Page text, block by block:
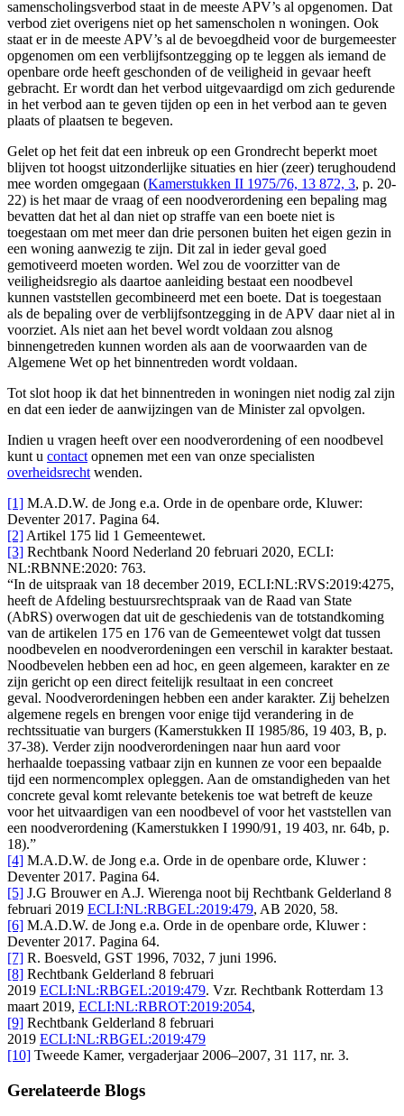
samenscholingsverbod staat in de meeste APV’s al opgenomen. Dat
verbod ziet overigens niet op het samenscholen n woningen. Ook
staat er in de meeste APV’s al de bevoegdheid voor de burgemeester
opgenomen om een verblijfsontzegging op te leggen als iemand de
openbare orde heeft geschonden of de veiligheid in gevaar heeft
gebracht. Er wordt dan het verbod uitgevaardigd om zich gedurende
in het verbod aan te geven tijden op een in het verbod aan te geven
plaats of plaatsen te begeven.
Gelet op het feit dat een inbreuk op een Grondrecht beperkt moet
blijven tot hoogst uitzonderlijke situaties en hier (zeer) terughoudend
mee worden omgegaan (Kamerstukken II 1975/76, 13 872, 3, p. 20-
22) is het maar de vraag of een noodverordening een bepaling mag
bevatten dat het al dan niet op straffe van een boete niet is
toegestaan om met meer dan drie personen buiten het eigen gezin in
een woning aanwezig te zijn. Dit zal in ieder geval goed
gemotiveerd moeten worden. Wel zou de voorzitter van de
veiligheidsregio als daartoe aanleiding bestaat een noodbevel
kunnen vaststellen gecombineerd met een boete. Dat is toegestaan
als de bepaling over de verblijfsontzegging in de APV daar niet al in
voorziet. Als niet aan het bevel wordt voldaan zou alsnog
binnengetreden kunnen worden als aan de voorwaarden van de
Algemene Wet op het binnentreden wordt voldaan.
Tot slot hoop ik dat het binnentreden in woningen niet nodig zal zijn
en dat een ieder de aanwijzingen van de Minister zal opvolgen.
Indien u vragen heeft over een noodverordening of een noodbevel
kunt u contact opnemen met een van onze specialisten
overheidsrecht wenden.
[1] M.A.D.W. de Jong e.a. Orde in de openbare orde, Kluwer:
Deventer 2017. Pagina 64.
[2] Artikel 175 lid 1 Gemeentewet.
[3] Rechtbank Noord Nederland 20 februari 2020, ECLI:
NL:RBNNE:2020: 763.
“In de uitspraak van 18 december 2019, ECLI:NL:RVS:2019:4275,
heeft de Afdeling bestuursrechtspraak van de Raad van State
(AbRS) overwogen dat uit de geschiedenis van de totstandkoming
van de artikelen 175 en 176 van de Gemeentewet volgt dat tussen
noodbevelen en noodverordeningen een verschil in karakter bestaat.
Noodbevelen hebben een ad hoc, en geen algemeen, karakter en ze
zijn gericht op een direct feitelijk resultaat in een concreet
geval. Noodverordeningen hebben een ander karakter. Zij behelzen
algemene regels en brengen voor enige tijd verandering in de
rechtssituatie van burgers (Kamerstukken II 1985/86, 19 403, B, p.
37-38). Verder zijn noodverordeningen naar hun aard voor
herhaalde toepassing vatbaar zijn en kunnen ze voor een bepaalde
tijd een normencomplex opleggen. Aan de omstandigheden van het
concrete geval komt relevante betekenis toe wat betreft de keuze
voor het uitvaardigen van een noodbevel of voor het vaststellen van
een noodverordening (Kamerstukken I 1990/91, 19 403, nr. 64b, p.
18).”
[4] M.A.D.W. de Jong e.a. Orde in de openbare orde, Kluwer :
Deventer 2017. Pagina 64.
[5] J.G Brouwer en A.J. Wierenga noot bij Rechtbank Gelderland 8
februari 2019 ECLI:NL:RBGEL:2019:479, AB 2020, 58.
[6] M.A.D.W. de Jong e.a. Orde in de openbare orde, Kluwer :
Deventer 2017. Pagina 64.
[7] R. Boesveld, GST 1996, 7032, 7 juni 1996.
[8] Rechtbank Gelderland 8 februari
2019 ECLI:NL:RBGEL:2019:479. Vzr. Rechtbank Rotterdam 13
maart 2019, ECLI:NL:RBROT:2019:2054,
[9] Rechtbank Gelderland 8 februari
2019 ECLI:NL:RBGEL:2019:479
[10] Tweede Kamer, vergaderjaar 2006–2007, 31 117, nr. 3.
Gerelateerde Blogs